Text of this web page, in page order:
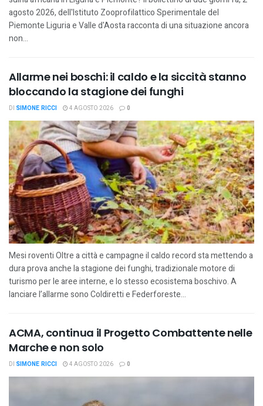
agosto 2026, dell'Istituto Zooprofilattico Sperimentale del
Piemonte Liguria e Valle d'Aosta racconta di una situazione ancora
non...
Allarme nei boschi: il caldo e la siccità stanno
bloccando la stagione dei funghi
DI SIMONE RICCI 4 AGOSTO 2026 0
Mesi roventi Oltre a città e campagne il caldo record sta mettendo a
dura prova anche la stagione dei funghi, tradizionale motore di
turismo per le aree interne, e lo stesso ecosistema boschivo. A
lanciare l’allarme sono Coldiretti e Federforeste...
ACMA, continua il Progetto Combattente nelle
Marche e non solo
DI SIMONE RICCI 4 AGOSTO 2026 0